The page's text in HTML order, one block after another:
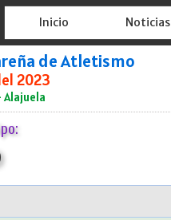
Inicio Noticias
de Atletismo
2023